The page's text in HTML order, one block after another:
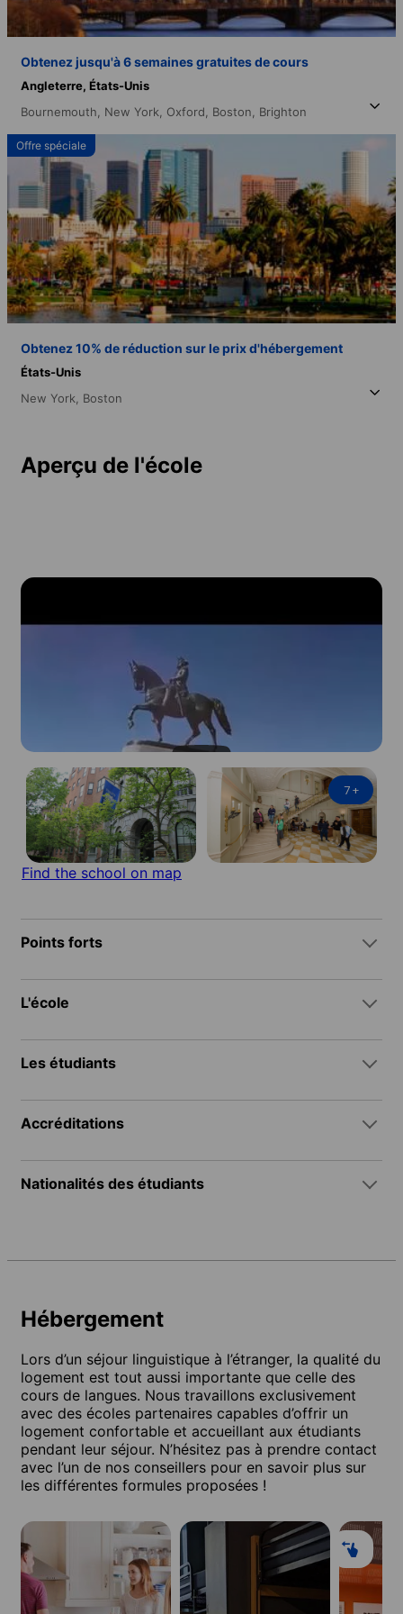
Obtenez jusqu'à 6 semaines gratuites de cours
Angleterre, États-Unis
Bournemouth, New York, Oxford, Boston, Brighton
Offre spéciale
Obtenez 10% de réduction sur le prix d'hébergement
États-Unis
New York, Boston
Aperçu de l'école
7+
Find the school on map
Points forts
L'école
Les étudiants
Accréditations
Nationalités des étudiants
Hébergement
Lors d’un séjour linguistique à l’étranger, la qualité du
logement est tout aussi importante que celle des
cours de langues. Nous travaillons exclusivement
avec des écoles partenaires capables d’offrir un
logement confortable et accueillant aux étudiants
pendant leur séjour. N’hésitez pas à prendre contact
avec l’un de nos conseillers pour en savoir plus sur
les différentes formules proposées !